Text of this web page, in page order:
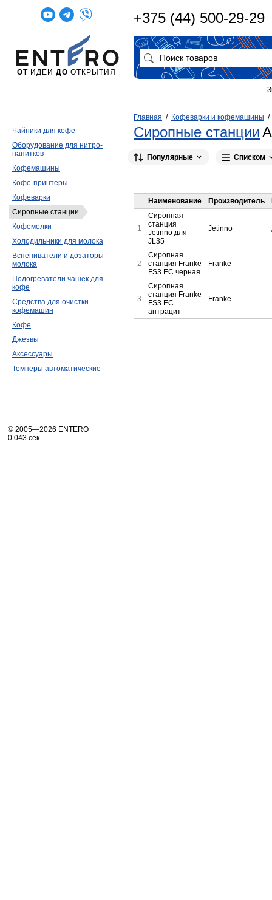
Главная / Кофеварки и кофемашины
Сиропные станции
Популярные Списком
Наименование Производитель
1
Сиропная
станция
Jetinno для
JL35
Jetinno
2
Сиропная
станция Franke
FS3 EC черная
Franke
3
Сиропная
станция Franke
FS3 EC
антрацит
Franke
Чайники для кофе
Оборудование для нитро-
напитков
Кофемашины
Кофе-принтеры
Кофеварки
Сиропные станции
Кофемолки
Холодильники для молока
Вспениватели и дозаторы
молока
Подогреватели чашек для
кофе
Средства для очистки
кофемашин
Кофе
Джезвы
Аксессуары
Темперы автоматические
ОТ ИДЕИ ДО ОТКРЫТИЯ
+375 (44) 500-29-29
© 2005—2026 ENTERO
0.043 сек.